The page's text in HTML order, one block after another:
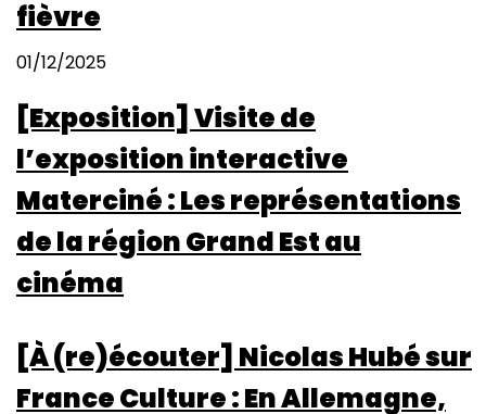
fièvre
01/12/2025
[Exposition] Visite de
l’exposition interactive
Materciné : Les représentations
de la région Grand Est au
cinéma
[À (re)écouter] Nicolas Hubé sur
France Culture : En Allemagne,